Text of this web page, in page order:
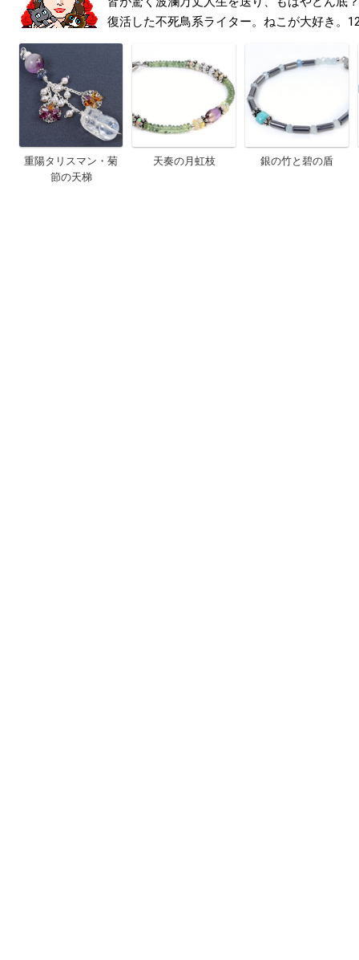
復活した不死鳥系ライター。ねこが大好き。
重陽タリスマン・菊
節の天梯
天奏の月虹枝 銀の竹と碧の盾